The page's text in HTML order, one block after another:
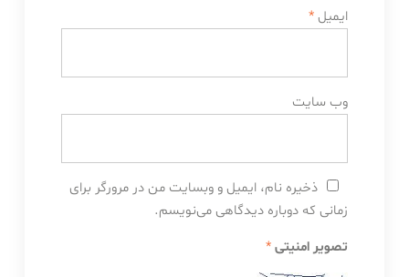
ایمیل *
وب‌ سایت
ذخیره نام، ایمیل و وبسایت من در مرورگر برای
زمانی که دوباره دیدگاهی می‌نویسم.
تصویر امنیتی*